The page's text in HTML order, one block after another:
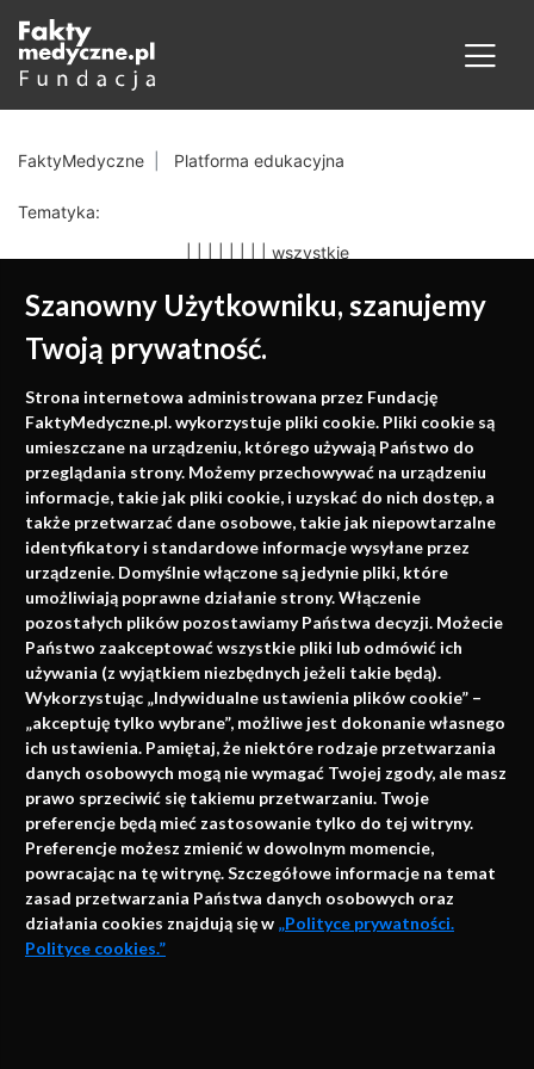
Szanowny Użytkowniku, szanujemy
Twoją prywatność.
Strona internetowa administrowana przez Fundację
FaktyMedyczne.pl. wykorzystuje pliki cookie. Pliki cookie są
umieszczane na urządzeniu, którego używają Państwo do
przeglądania strony. Możemy przechowywać na urządzeniu
informacje, takie jak pliki cookie, i uzyskać do nich dostęp, a
także przetwarzać dane osobowe, takie jak niepowtarzalne
identyfikatory i standardowe informacje wysyłane przez
urządzenie. Domyślnie włączone są jedynie pliki, które
umożliwiają poprawne działanie strony. Włączenie
pozostałych plików pozostawiamy Państwa decyzji. Możecie
Państwo zaakceptować wszystkie pliki lub odmówić ich
używania (z wyjątkiem niezbędnych jeżeli takie będą).
Wykorzystując „Indywidualne ustawienia plików cookie” –
„akceptuję tylko wybrane”, możliwe jest dokonanie własnego
ich ustawienia. Pamiętaj, że niektóre rodzaje przetwarzania
danych osobowych mogą nie wymagać Twojej zgody, ale masz
prawo sprzeciwić się takiemu przetwarzaniu. Twoje
preferencje będą mieć zastosowanie tylko do tej witryny.
Preferencje możesz zmienić w dowolnym momencie,
powracając na tę witrynę. Szczegółowe informacje na temat
zasad przetwarzania Państwa danych osobowych oraz
działania cookies znajdują się w „Polityce prywatności.
Polityce cookies.”
FaktyMedyczne Platforma edukacyjna
Tematyka:
wszystkie
Medycyna oparta na
faktach
Konferencje, szkolenia, e-learning, wydawnictwo
Napisz do nas
info@faktymedyczne.pl
ul. Towarowa 2
43-460 Wisła
Redakcja medyczna:
ul. Wolności 338b